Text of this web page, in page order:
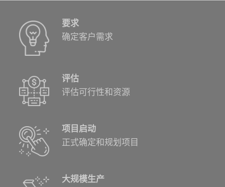
要求
确定客户需求
评估
评估可行性和资源
项目启动
正式确定和规划项目
大规模生产